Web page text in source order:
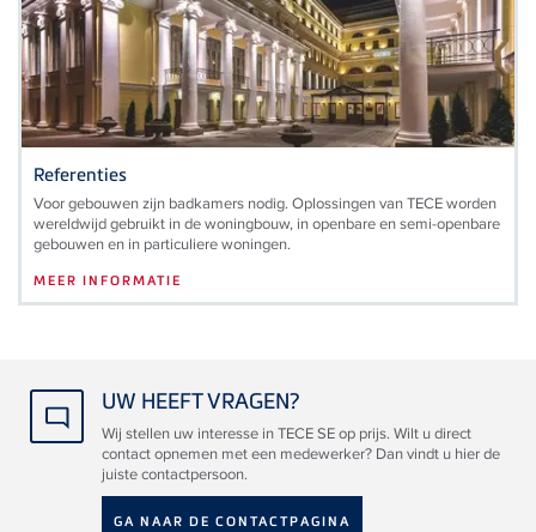
Referenties
Voor gebouwen zijn badkamers nodig. Oplossingen van TECE worden
wereldwijd gebruikt in de woningbouw, in openbare en semi-openbare
gebouwen en in particuliere woningen.
MEER INFORMATIE
UW HEEFT VRAGEN?
Wij stellen uw interesse in TECE SE op prijs. Wilt u direct
contact opnemen met een medewerker? Dan vindt u hier de
juiste contactpersoon.
GA NAAR DE CONTACTPAGINA